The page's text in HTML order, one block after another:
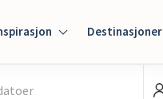
Destinasjoner